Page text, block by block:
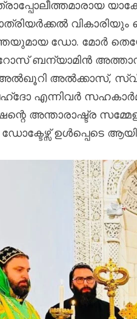
ഡോ. മോർ
ബന്യാമിൻ
അൽക്കാസ്,
എന്നിവർ
അന്താരാഷ്ട്ര
ഉൾപ്പെടെ